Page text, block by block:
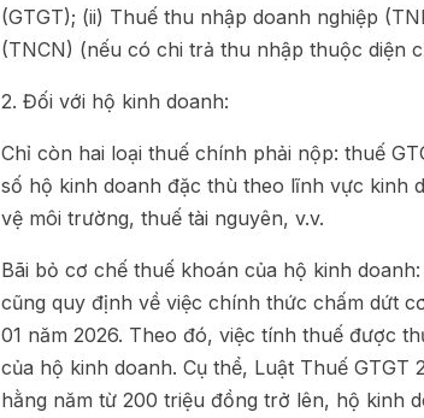
(GTGT); (ii) Thuế thu nhập doanh nghiệp
(TNCN) (nếu có chi trả thu nhập thuộc diện
2. Đối với hộ kinh doanh:
Chỉ còn hai loại thuế chính phải nộp: thuế
số hộ kinh doanh đặc thù theo lĩnh vực kinh
vệ môi trường, thuế tài nguyên, v.v.
Bãi bỏ cơ chế thuế khoán của hộ kinh
cũng quy định về việc chính thức chấm dứt
01 năm 2026. Theo đó, việc tính thuế được
của hộ kinh doanh. Cụ thể, Luật Thuế
hằng năm từ 200 triệu đồng trở lên, hộ kinh